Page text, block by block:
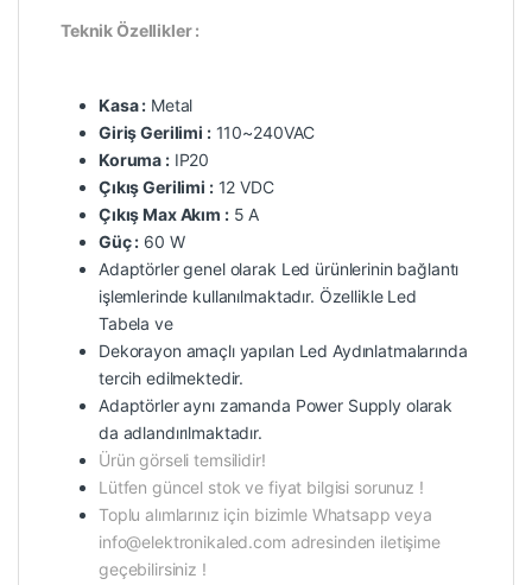
Teknik Özellikler :
Kasa : Metal
Giriş Gerilimi :110~240VAC
Koruma :IP20
Çıkış Gerilimi :12 VDC
Çıkış Max Akım :5 A
Güç : 60 W
Adaptörler genel olarak Led ürünlerinin bağlantı
işlemlerinde kullanılmaktadır. Özellikle Led
Tabela ve
Dekorayon amaçlı yapılan Led Aydınlatmalarında
tercih edilmektedir.
Adaptörler aynı zamanda Power Supply olarak
da adlandırılmaktadır.
Ürün görseli temsilidir!
Lütfen güncel stok ve fiyat bilgisi sorunuz !
Toplu alımlarınız için bizimle Whatsapp veya
info@elektronikaled.com adresinden iletişime
geçebilirsiniz !